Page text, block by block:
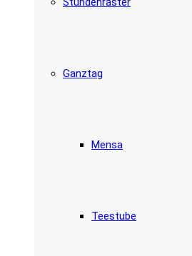
Ganztag
Mensa
Teestube